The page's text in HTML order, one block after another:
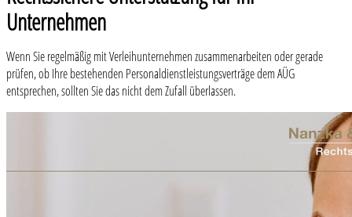
Unternehmen
Wenn Sie regelmäßig mit Verleihunternehmen zusammenarbeiten oder gerade
prüfen, ob Ihre bestehenden Personaldienstleistungsverträge dem AÜG
entsprechen, sollten Sie das nicht dem Zufall überlassen.